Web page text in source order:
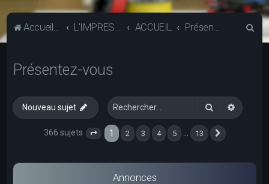
Accueil du forum L'IMPRESSION 3D ACCUEIL Présentez-vous
Présentez-vous
Nouveau sujet Rechercher
366 sujets Page 1 sur 13
1 2 3 4 5 13
Annonces